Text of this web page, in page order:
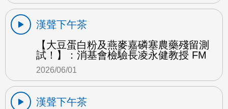
漢聲下午茶
【大豆蛋白粉及燕麥嘉磷塞農藥殘留測
試！】：消基會檢驗長凌永健教授 FM
2026/06/01
漢聲下午茶